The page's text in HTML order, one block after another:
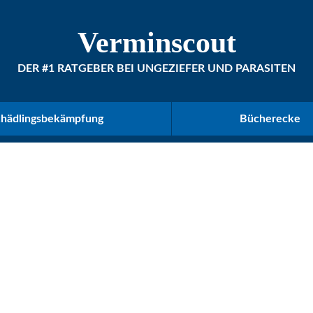
Verminscout
DER #1 RATGEBER BEI UNGEZIEFER UND PARASITEN
Bücherecke